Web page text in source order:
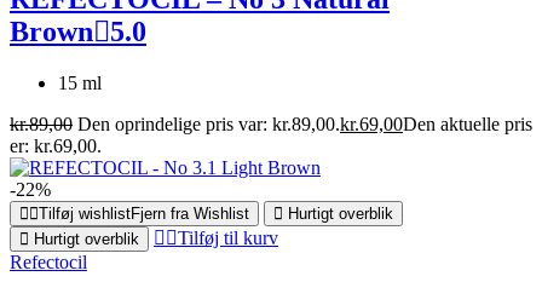
Brown
5.0
15 ml
kr.89,00 Den oprindelige pris var: kr.89,00.kr.69,00Den aktuelle pris
er: kr.69,00.
-22%
Tilføj wishlistFjern fra Wishlist
Hurtigt overblik
Hurtigt overblik
Tilføj til kurv
Refectocil